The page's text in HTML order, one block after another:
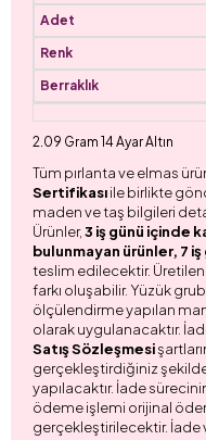
2.09 Gram 14 Ayar Altın
Tüm pırlanta ve elmas
Sertifikasıile birlikte
maden ve taş bilgileri
Ürünler,3 iş günü içinde
bulunmayan ürünler, 7
teslim edilecektir.
farkı oluşabilir. Yüzük
ölçülendirme yapılan
olarak uygulanacaktır.
Satış Sözleşmesi
gerçekleştirdiğiniz şekilde
yapılacaktır. İade
ödeme işlemi orijinal
gerçekleştirilecektir. İade